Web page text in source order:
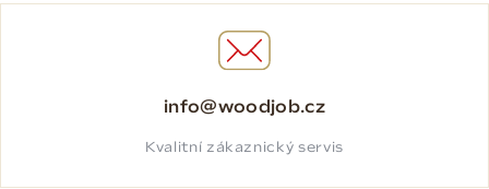
info@woodjob.cz
Kvalitní zákaznický servis